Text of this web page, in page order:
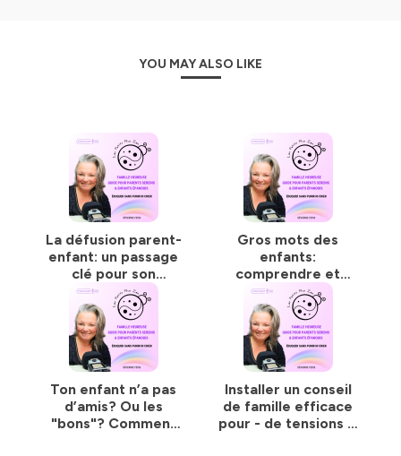
pour plus d'informations.
YOU MAY ALSO LIKE
La défusion parent-
enfant: un passage
clé pour son
équilibre (et le tien)
#199
Gros mots des
enfants:
comprendre et
réagir sans rapport
de force #198
Ton enfant n’a pas
d’amis? Ou les
"bons"? Comment
Installer un conseil
de famille efficace
pour - de tensions &